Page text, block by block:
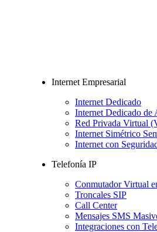
Internet Empresarial
Internet Dedicado
Internet Dedicado de
Red Privada Virtual
Internet Simétrico
Internet con
Telefonía IP
Conmutador Virtual
Troncales SIP
Call Center
Mensajes SMS
Integraciones con